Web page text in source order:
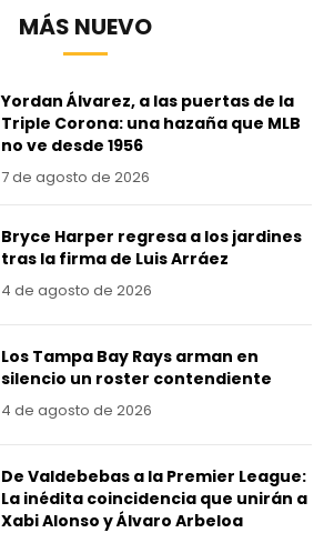
MÁS NUEVO
Yordan Álvarez, a las puertas de la
Triple Corona: una hazaña que MLB
no ve desde 1956
7 de agosto de 2026
Bryce Harper regresa a los jardines
tras la firma de Luis Arráez
4 de agosto de 2026
Los Tampa Bay Rays arman en
silencio un roster contendiente
4 de agosto de 2026
De Valdebebas a la Premier League:
La inédita coincidencia que unirán a
Xabi Alonso y Álvaro Arbeloa